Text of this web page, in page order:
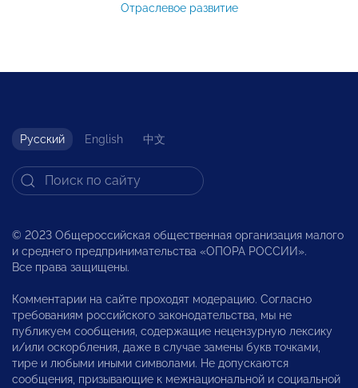
Отраслевое развитие
Русский English 中文
© 2023 Общероссийская общественная организация малого
и среднего предпринимательства «ОПОРА РОССИИ».
Все права защищены.
Комментарии на сайте проходят модерацию. Согласно
требованиям российского законодательства, мы не
публикуем сообщения, содержащие нецензурную лексику
и/или оскорбления, даже в случае замены букв точками,
тире и любыми иными символами. Не допускаются
сообщения, призывающие к межнациональной и социальной